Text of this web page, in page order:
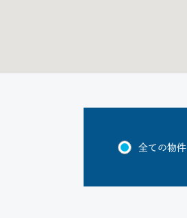
全ての物件